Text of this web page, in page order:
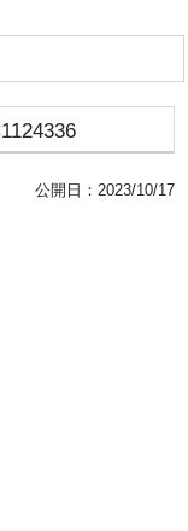
公開日： 2023/10/17